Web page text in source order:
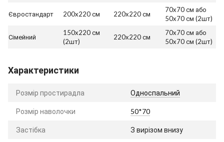
Євростандарт 200x220 см 220x220 см
70x70 см або
50x70 см (2шт)
Сімейний
150x220 см
(2шт)
220x220 см
70x70 см або
50x70 см (2шт)
Характеристики
Розмір простирадла Односпальний
Розмір наволочки 50*70
Застібка З вирізом внизу